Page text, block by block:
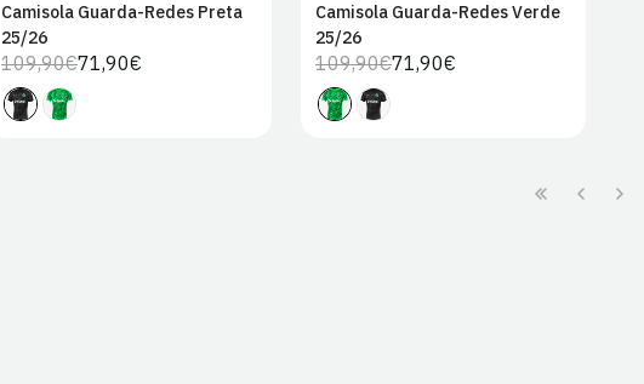
Camisola Guarda-Redes Preta
25/26
Preço
regular
109,90€Preço
de
71,90€
Camisola Guarda-Redes Verde
25/26
Preço
regular
109,90€Preço
de
71,90€